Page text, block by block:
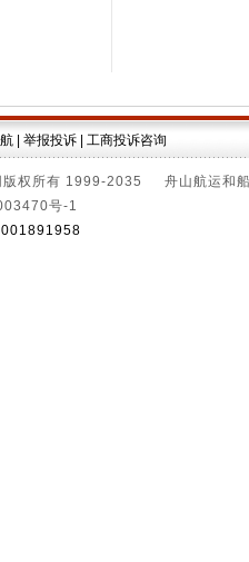
举报投诉 工商投诉咨询
权所有 1999-2035 舟山航运和船
号-1